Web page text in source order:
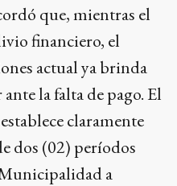
que, mientras el
financiero, el
actual ya brinda
la falta de pago. El
claramente
dos (02) períodos
a